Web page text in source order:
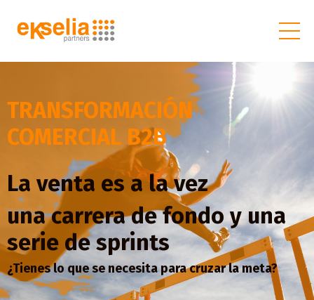
TRANSFORMACIÓN
COMERCIAL B2B
La venta es a la vez
una carrera de fondo y una
serie de sprints
¿Tienes lo que se necesita para cruzar la meta?